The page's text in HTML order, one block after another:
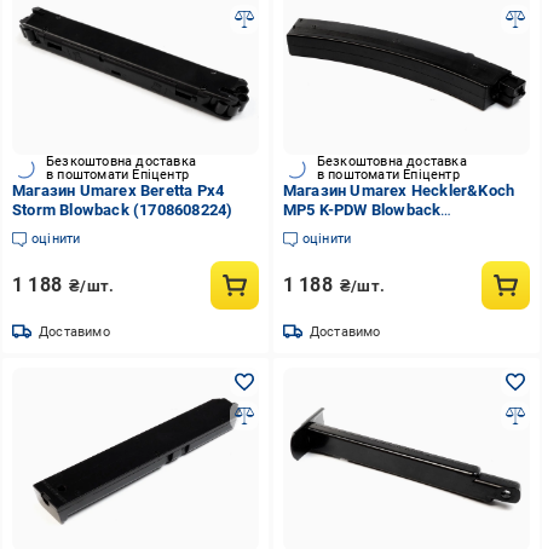
Безкоштовна доставка
в поштомати Епіцентр
Магазин Umarex Beretta Px4
Storm Blowback (1708608224)
оцінити
1 188 ₴/шт.
Доставимо
Безкоштовна доставка
в поштомати Епіцентр
Магазин Umarex Heckler&Koch
MP5 K-PDW Blowback
(1710162436)
оцінити
1 188 ₴/шт.
Доставимо